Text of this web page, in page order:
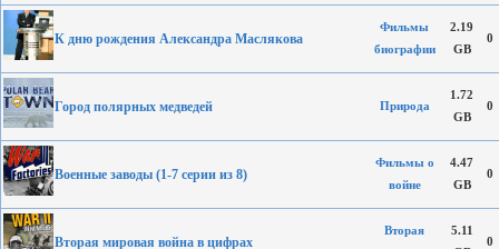
К дню рождения Александра Маслякова
Фильмы
биографии
2.19
GB
0
Город полярных медведей Природа
1.72
GB
0
Военные заводы (1-7 серии из 8)
Фильмы о
войне
4.47
GB
0
Вторая мировая война в цифрах
Вторая
5.11
0